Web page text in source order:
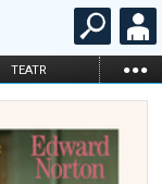
TEATR ...
KARNETY